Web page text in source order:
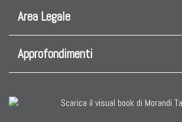
Area Legale
Approfondimenti